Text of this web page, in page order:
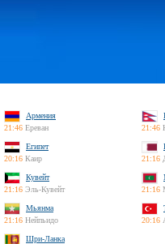
Армения
21:46 Ереван
21:46
Египет
20:16 Каир
21:16
Кувейт
21:16 Эль-Кувейт
21:16
Мьянма
21:16 Нейпьидо
20:16
Шри-Ланка